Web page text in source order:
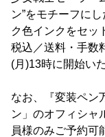
ン”をモチーフに
ク色インクをセッ
税込／送料・手数
(月)13時に開始い
なお、『変装ペン
ン」のオフィシャ
員様のみご予約可